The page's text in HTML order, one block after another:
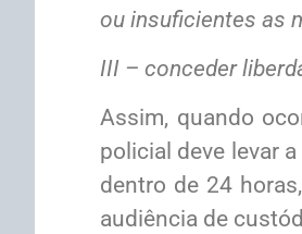
ou insuficientes
III – conceder
Assim, quando
policial deve levar
dentro de 24
audiência de